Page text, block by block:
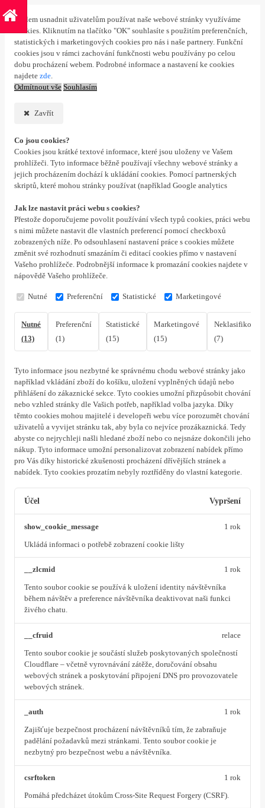
S cílem usnadnit uživatelům používat naše webové stránky využíváme
cookies. Kliknutím na tlačítko "OK" souhlasíte s použitím preferenčních,
statistických i marketingových cookies pro nás i naše partnery. Funkční
cookies jsou v rámci zachování funkčnosti webu používány po celou
dobu procházení webem. Podrobné informace a nastavení ke cookies
najdete zde.
Odmítnout vše Souhlasím
Zavřít
Co jsou cookies?
Cookies jsou krátké textové informace, které jsou uloženy ve Vašem
prohlížeči. Tyto informace běžně používají všechny webové stránky a
jejich procházením dochází k ukládání cookies. Pomocí partnerských
skriptů, které mohou stránky používat (například Google analytics
Jak lze nastavit práci webu s cookies?
Přestože doporučujeme povolit používání všech typů cookies, práci webu
s nimi můžete nastavit dle vlastních preferencí pomocí checkboxů
zobrazených níže. Po odsouhlasení nastavení práce s cookies můžete
změnit své rozhodnutí smazáním či editací cookies přímo v nastavení
Vašeho prohlížeče. Podrobnější informace k promazání cookies najdete v
nápovědě Vašeho prohlížeče.
Nutné Preferenční Statistické Marketingové
Nutné
(13)
Preferenční
(1)
Statistické
(15)
Marketingové
(15)
(7)
Tyto informace jsou nezbytné ke správnému chodu webové stránky jako
například vkládání zboží do košíku, uložení vyplněných údajů nebo
přihlášení do zákaznické sekce. Tyto cookies umožní přizpůsobit chování
nebo vzhled stránky dle Vašich potřeb, například volba jazyka. Díky
těmto cookies mohou majitelé i developeři webu více porozumět chování
uživatelů a vyvijet stránku tak, aby byla co nejvíce prozákaznická. Tedy
abyste co nejrychleji našli hledané zboží nebo co nejsnáze dokončili jeho
nákup. Tyto informace umožní personalizovat zobrazení nabídek přímo
pro Vás díky historické zkušenosti procházení dřívějších stránek a
nabídek. Tyto cookies prozatím nebyly roztříděny do vlastní kategorie.
Účel Vypršení
show_cookie_message
Ukládá informaci o potřebě zobrazení cookie lišty
1 rok
__zlcmid
Tento soubor cookie se používá k uložení identity návštěvníka
během návštěv a preference návštěvníka deaktivovat naši funkci
živého chatu.
1 rok
__cfruid
Tento soubor cookie je součástí služeb poskytovaných společností
Cloudflare – včetně vyrovnávání zátěže, doručování obsahu
webových stránek a poskytování připojení DNS pro provozovatele
webových stránek.
relace
_auth
Zajišťuje bezpečnost procházení návštěvníků tím, že zabraňuje
padělání požadavků mezi stránkami. Tento soubor cookie je
nezbytný pro bezpečnost webu a návštěvníka.
1 rok
csrftoken
Pomáhá předcházet útokům Cross-Site Request Forgery (CSRF).
1 rok